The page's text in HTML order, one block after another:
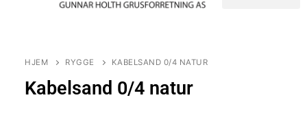
HJEM RYGGE KABELSAND 0/4 NATUR
Kabelsand 0/4 natur